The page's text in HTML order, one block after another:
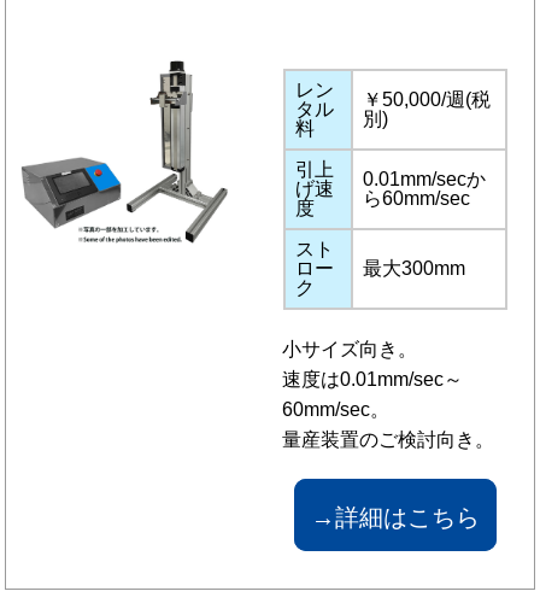
レン
タル
料
￥50,000/週(税
別)
引上
げ速
度
0.01mm/secか
ら60mm/sec
スト
ロー
ク
最大300mm
小サイズ向き。
速度は0.01mm/sec～
60mm/sec。
量産装置のご検討向き。
→詳細はこちら